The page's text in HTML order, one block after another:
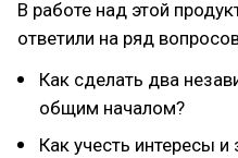
В работе над этой
ответили на ряд
Как сделать два
общим началом?
Как учесть интересы